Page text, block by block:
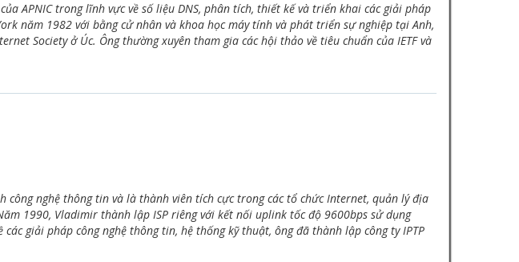
APNIC trong lĩnh vực về số liệu DNS, phân tích, thiết kế và triển khai các giải pháp
năm 1982 với bằng cử nhân và khoa học máy tính và phát triển sự nghiệp tại Anh,
Society ở Úc. Ông thường xuyên tham gia các hội thảo về tiêu chuẩn của IETF và
nghệ thông tin và là thành viên tích cực trong các tổ chức Internet, quản lý địa
Năm 1990, Vladimir thành lập ISP riêng với kết nối uplink tốc độ 9600bps sử dụng
giải pháp công nghệ thông tin, hệ thống kỹ thuật, ông đã thành lập công ty IPTP